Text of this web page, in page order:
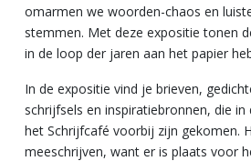
omarmen we woorden-chaos en
stemmen. Met deze expositie tonen
in de loop der jaren aan het papier
In de expositie vind je brieven,
schrijfsels en inspiratiebronnen, die
het Schrijfcafé voorbij zijn gekomen.
meeschrijven, want er is plaats voor